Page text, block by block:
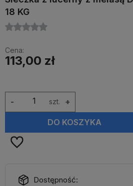
18 KG
Cena:
113,00 zł
szt. +
-
DO KOSZYKA
Dostępność: